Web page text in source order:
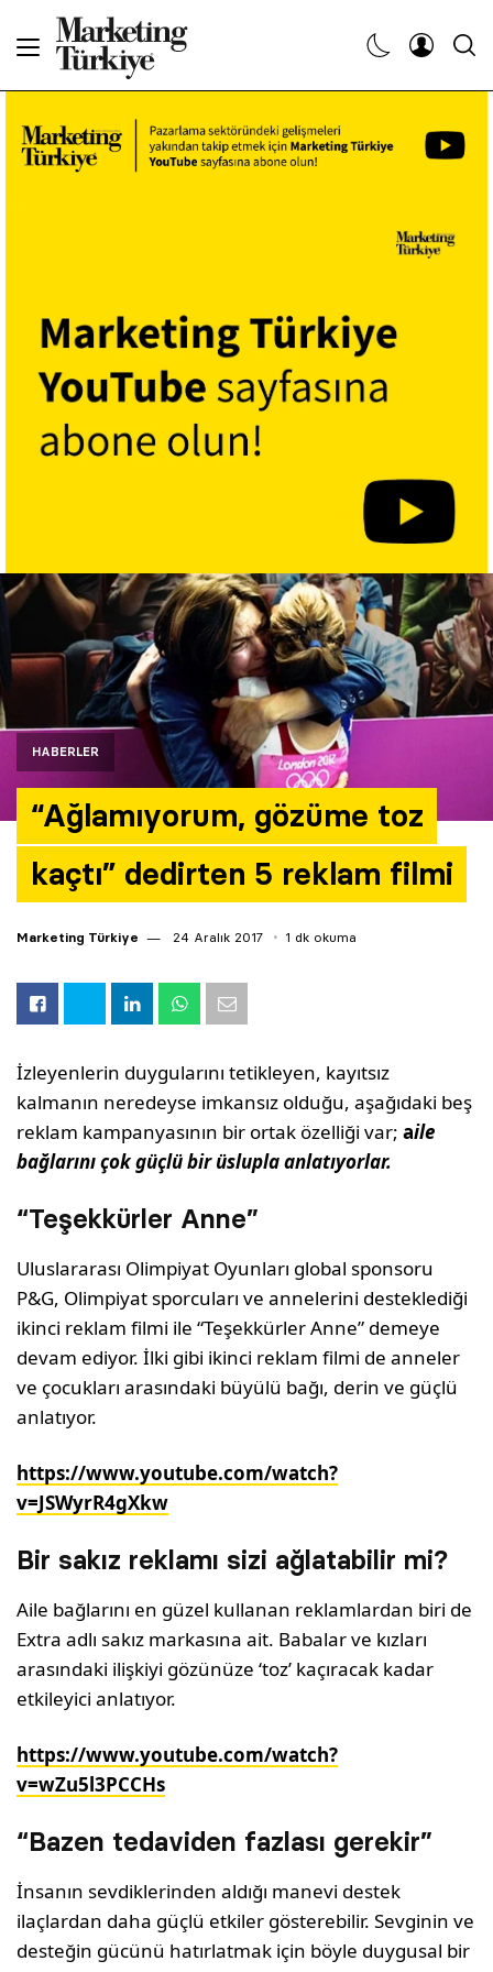
HABERLER
“Ağlamıyorum, gözüme toz
kaçtı” dedirten 5 reklam filmi
Marketing Türkiye 24 Aralık 2017 1 dk okuma
İzleyenlerin duygularını tetikleyen, kayıtsız
kalmanın neredeyse imkansız olduğu, aşağıdaki beş
reklam kampanyasının bir ortak özelliği var;aile
bağlarını çok güçlü bir üslupla anlatıyorlar.
“Teşekkürler Anne”
Uluslararası Olimpiyat Oyunları global sponsoru
P&G, Olimpiyat sporcuları ve annelerini desteklediği
ikinci reklam filmi ile “Teşekkürler Anne” demeye
devam ediyor. İlki gibi ikinci reklam filmi de anneler
ve çocukları arasındaki büyülü bağı, derin ve güçlü
anlatıyor.
https://www.youtube.com/watch?
v=JSWyrR4gXkw
Bir sakız reklamı sizi ağlatabilir mi?
Aile bağlarını en güzel kullanan reklamlardan biri de
Extra adlı sakız markasına ait. Babalar ve kızları
arasındaki ilişkiyi gözünüze ‘toz’ kaçıracak kadar
etkileyici anlatıyor.
https://www.youtube.com/watch?
v=wZu5l3PCCHs
“Bazen tedaviden fazlası gerekir”
İnsanın sevdiklerinden aldığı manevi destek
ilaçlardan daha güçlü etkiler gösterebilir. Sevginin ve
desteğin gücünü hatırlatmak için böyle duygusal bir
Haberler
Etkinlikler
Söyleşiler
Kariyer
Araştırma